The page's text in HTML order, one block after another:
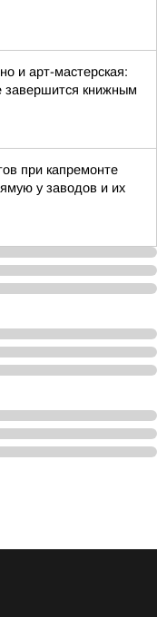
и арт-мастерская:
завершится книжным
при капремонте
у заводов и их